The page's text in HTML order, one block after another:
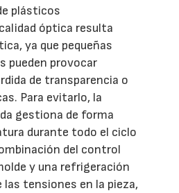
plásticos
óptica resulta
ya que pequeñas
pueden provocar
de transparencia o
Para evitarlo, la
gestiona de forma
durante todo el ciclo
del control
y una refrigeración
las tensiones en la pieza,